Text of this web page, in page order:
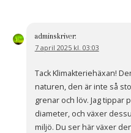
adminskriver:
7 april 2025 kl. 03:03
Tack Klimakteriehäxan!
naturen, den är inte så
grenar och löv. Jag tippar
diameter, och växer
miljö. Du ser här växer